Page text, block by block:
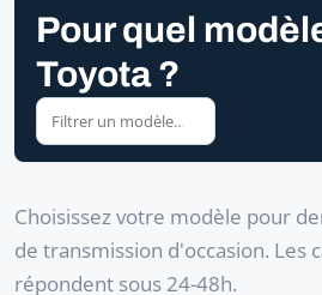
Pour quel
Toyota ?
Choisissez votre modèle pour
de transmission d'occasion. Les
répondent sous 24-48h.